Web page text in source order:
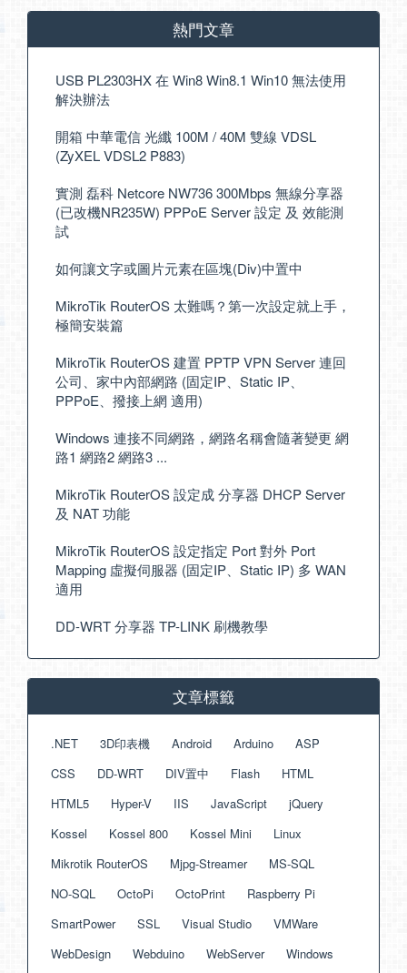
熱門文章
USB PL2303HX 在 Win8 Win8.1 Win10 無法使用
解決辦法
開箱 中華電信 光纖 100M / 40M 雙線 VDSL
(ZyXEL VDSL2 P883)
實測 磊科 Netcore NW736 300Mbps 無線分享器
(已改機NR235W) PPPoE Server 設定 及 效能測
試
如何讓文字或圖片元素在區塊(Div)中置中
MikroTik RouterOS 太難嗎？第一次設定就上手，
極簡安裝篇
MikroTik RouterOS 建置 PPTP VPN Server 連回
公司、家中內部網路 (固定IP、Static IP、
PPPoE、撥接上網 適用)
Windows 連接不同網路，網路名稱會隨著變更 網
路1 網路2 網路3 ...
MikroTik RouterOS 設定成 分享器 DHCP Server
及 NAT 功能
MikroTik RouterOS 設定指定 Port 對外 Port
Mapping 虛擬伺服器 (固定IP、Static IP) 多 WAN
適用
DD-WRT 分享器 TP-LINK 刷機教學
文章標籤
.NET 3D印表機 Android Arduino
ASP
CSS
DD-WRT DIV置中 Flash
HTML
HTML5
Hyper-V IIS JavaScript
jQuery
Kossel
Kossel 800 Kossel Mini
Linux
Mikrotik RouterOS
Mjpg-Streamer
MS-SQL
NO-SQL
OctoPi OctoPrint
Raspberry Pi
SmartPower
SSL Visual Studio
VMWare
WebDesign
Webduino WebServer
Windows